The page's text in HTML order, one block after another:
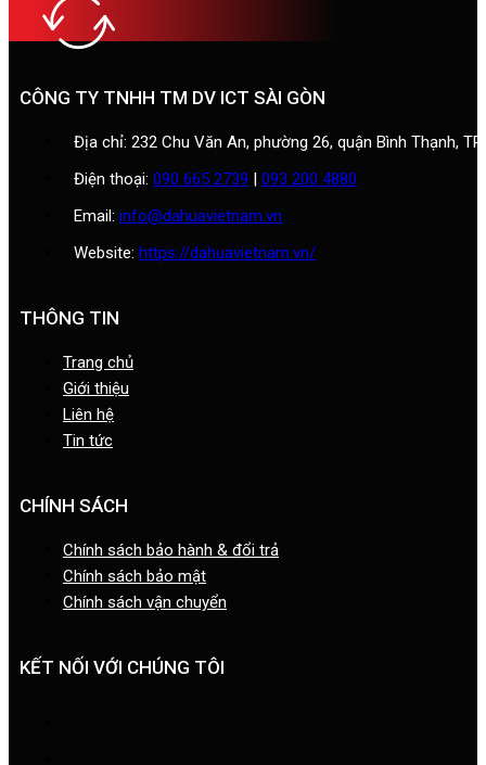
CÔNG TY TNHH TM DV ICT SÀI GÒN
Địa chỉ: 232 Chu Văn An, phường 26, quận Bình Thạnh,
Điện thoại: 090 665 2739 | 093 200 4880
Email: info@dahuavietnam.vn
Website: https://dahuavietnam.vn/
THÔNG TIN
Trang chủ
Giới thiệu
Liên hệ
Tin tức
CHÍNH SÁCH
Chính sách bảo hành & đổi trả
Chính sách bảo mật
Chính sách vận chuyển
KẾT NỐI VỚI CHÚNG TÔI